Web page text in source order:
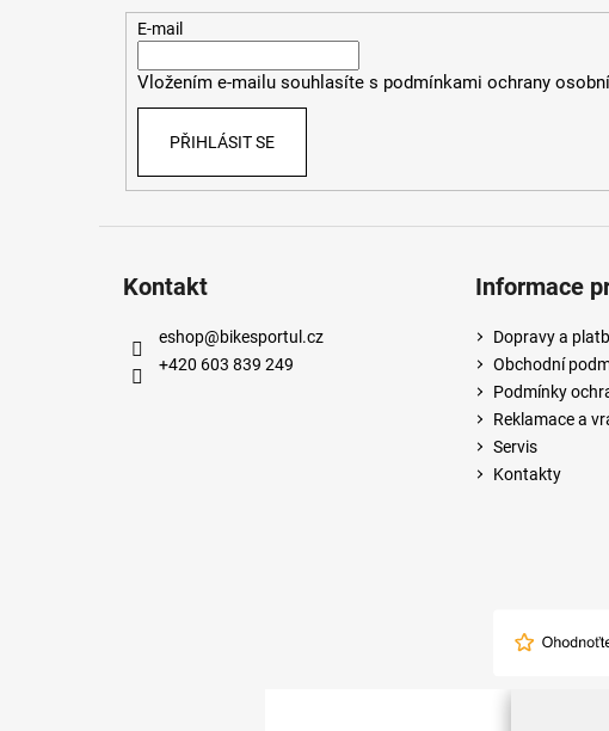
E-mail
Vložením e-mailu souhlasíte s podmínkami ochrany
PŘIHLÁSIT SE
Kontakt
eshop@bikesportul.cz
+420 603 839 249
Informace
Dopravy a
Obchodní
Podmínky
Reklamace a
Servis
Kontakty